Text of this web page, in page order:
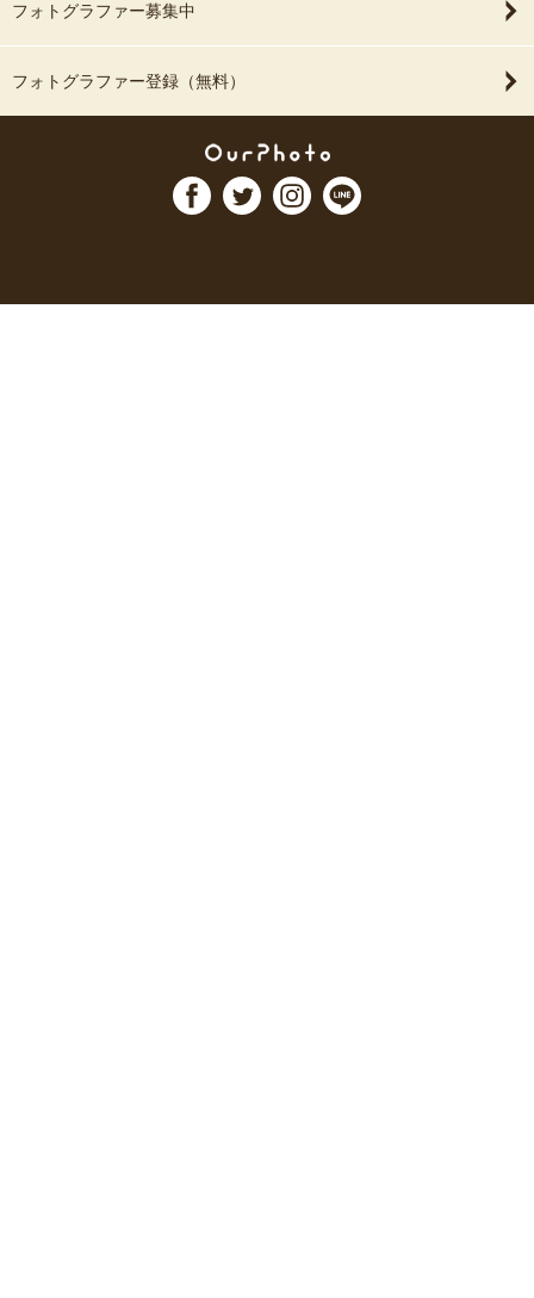
フォトグラファー募集中
フォトグラファー登録（無料）